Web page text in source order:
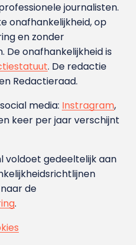
journalisten.
onafhankelijkheid, op
en zonder
De onafhankelijkheid is
. De redactie
Redactieraad.
media: Instragram,
keer per jaar verschijnt
voldoet gedeeltelijk aan
naar de
.